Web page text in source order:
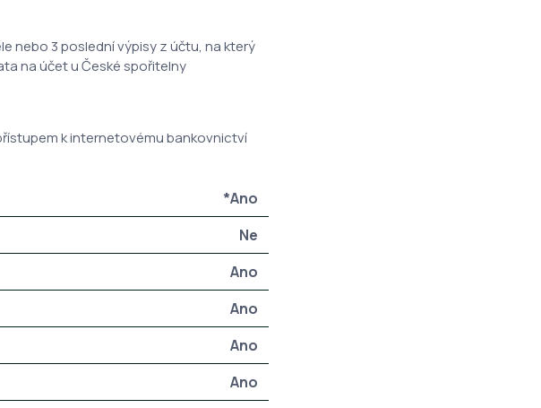
nebo 3 poslední výpisy z účtu, na který
na účet u České spořitelny
k internetovému bankovnictví
*Ano
Ne
Ano
Ano
Ano
Ano